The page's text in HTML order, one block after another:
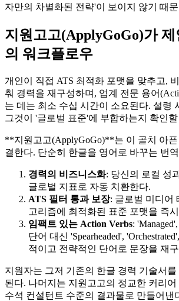
자만의 차별화된 전략'이 보이지 않기 때
지원고고(ApplyGoGo)가 제
의 워크플로우
개인이 직접 ATS 최적화 포맷을 맞추고,
춰 경력을 재구성하며, 업계 전문 용어
는 데는 최소 수십 시간이 소요된다. 설령
그것이 '글로벌 표준'에 부합하는지 확인
​**지원고고(ApplyGoGo)**는 이 골치 아
결한다. 단순히 한글을 영어로 바꾸는 번
경력의 비즈니스화: 당신의 로컬 성
글로벌 지표로 자동 치환한다.
ATS 필터 통과 보장: 글로벌 미디어
고리즘에 최적화된 표준 포맷을 즉
임팩트 있는 Action Verbs:
단어 대신 'Spearheaded',
적이고 전략적인 단어로 문장을 재
지원자는 그저 기존의 한글 경력 기술서
된다. 나머지는 지원고고의 정교한 커리어
수석 컨설턴트 수준의 결과물로 만들어낸